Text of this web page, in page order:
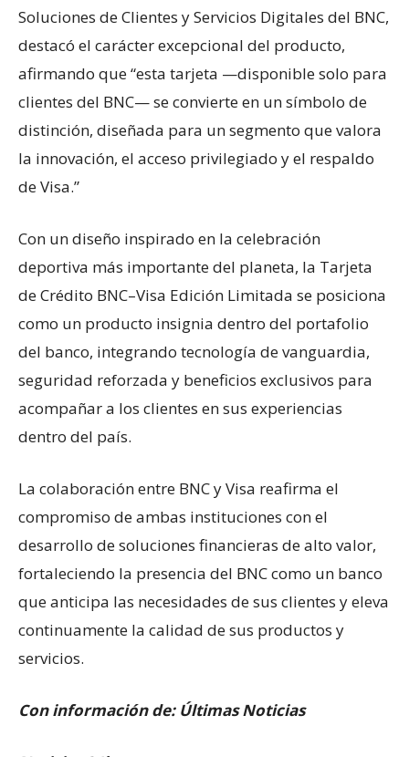
Soluciones de Clientes y Servicios Digitales del BNC,
destacó el carácter excepcional del producto,
afirmando que “esta tarjeta —disponible solo para
clientes del BNC— se convierte en un símbolo de
distinción, diseñada para un segmento que valora
la innovación, el acceso privilegiado y el respaldo
de Visa.”
Con un diseño inspirado en la celebración
deportiva más importante del planeta, la Tarjeta
de Crédito BNC–Visa Edición Limitada se posiciona
como un producto insignia dentro del portafolio
del banco, integrando tecnología de vanguardia,
seguridad reforzada y beneficios exclusivos para
acompañar a los clientes en sus experiencias
dentro del país.
La colaboración entre BNC y Visa reafirma el
compromiso de ambas instituciones con el
desarrollo de soluciones financieras de alto valor,
fortaleciendo la presencia del BNC como un banco
que anticipa las necesidades de sus clientes y eleva
continuamente la calidad de sus productos y
servicios.
Con información de: Últimas Noticias